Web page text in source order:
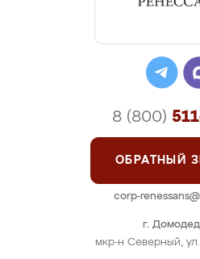
г.
мкр-н Северный, ул.
8 (800)
ОБРАТНЫЙ
corp-